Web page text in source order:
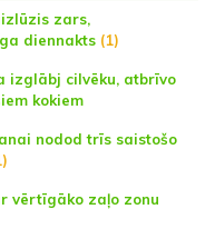
zars,
diennakts (1)
izglābj cilvēku, atbrīvo
kokiem
nodod trīs saistošo
vērtīgāko zaļo zonu